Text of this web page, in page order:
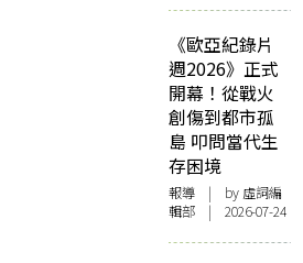
《歐亞紀錄片
週2026》正式
開幕！從戰火
創傷到都市孤
島 叩問當代生
存困境
報導 | by 虛詞編
輯部 | 2026-07-24